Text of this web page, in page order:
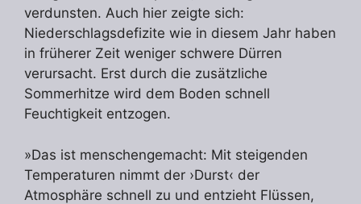
verdunsten. Auch hier zeigte sich:
Niederschlagsdefizite wie in diesem Jahr haben
in früherer Zeit weniger schwere Dürren
verursacht. Erst durch die zusätzliche
Sommerhitze wird dem Boden schnell
Feuchtigkeit entzogen.
»Das ist menschengemacht: Mit steigenden
Temperaturen nimmt der ›Durst‹ der
Atmosphäre schnell zu und entzieht Flüssen,